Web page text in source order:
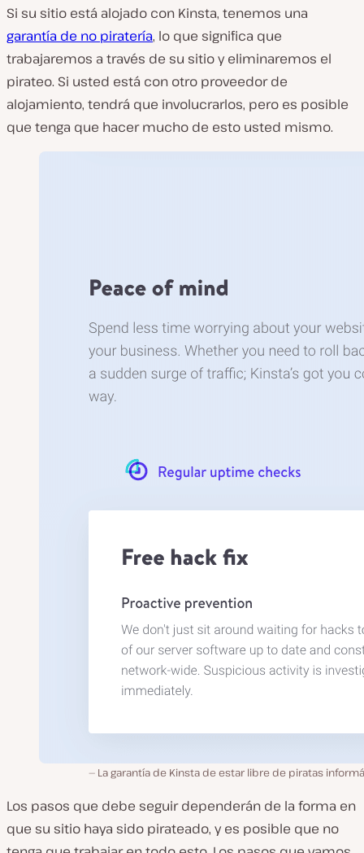
Si su sitio está alojado con Kinsta, tenemos una
garantía de no piratería, lo que significa que
trabajaremos a través de su sitio y eliminaremos el
pirateo. Si usted está con otro proveedor de
alojamiento, tendrá que involucrarlos, pero es posible
que tenga que hacer mucho de esto usted mismo.
La garantía de Kinsta de estar libre de piratas
Los pasos que debe seguir dependerán de la forma en
que su sitio haya sido pirateado, y es posible que no